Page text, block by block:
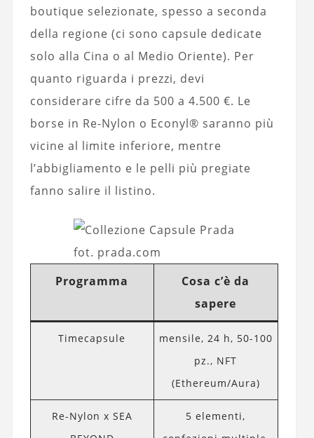
boutique selezionate, spesso a seconda
della regione (ci sono capsule dedicate
solo alla Cina o al Medio Oriente). Per
quanto riguarda i prezzi, devi
considerare cifre da 500 a 4.500 €. Le
borse in Re-Nylon o Econyl® saranno più
vicine al limite inferiore, mentre
l’abbigliamento e le pelli più pregiate
fanno salire il listino.
fot. prada.com
Programma
Cosa c’è da
sapere
Timecapsule
mensile, 24 h, 50-100
pz., NFT
(Ethereum/Aura)
Re-Nylon x SEA
5 elementi,